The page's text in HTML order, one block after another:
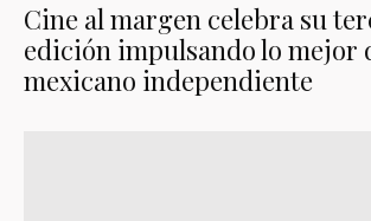
Cine al margen celebra su
edición impulsando lo mejor
mexicano independiente